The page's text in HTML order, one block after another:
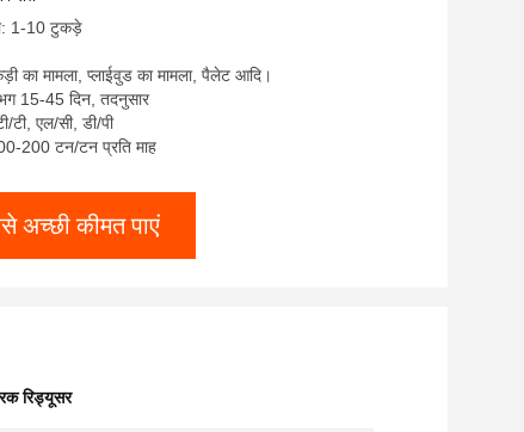
1-10 टुकड़े
का मामला, प्लाईवुड का मामला, पैलेट आदि।
15-45 दिन, तदनुसार
टी, एल/सी, डी/पी
200 टन/टन प्रति माह
अच्छी कीमत पाएं
रिड्यूसर